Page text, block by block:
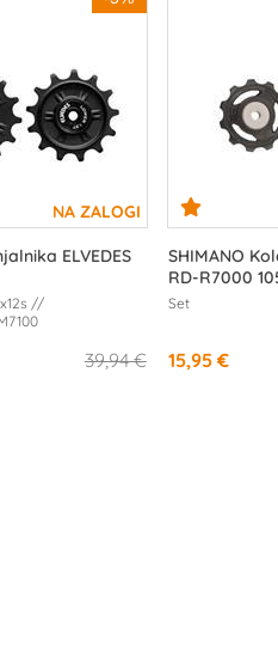
ELVEDES
//
39,94 €
SHIMANO
RD-R7000
Set
15,95 €